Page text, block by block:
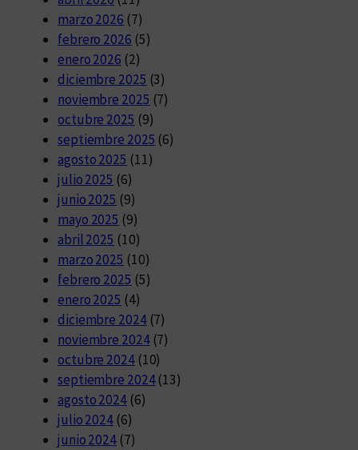
marzo 2026 (7)
febrero 2026 (5)
enero 2026 (2)
diciembre 2025 (3)
noviembre 2025 (7)
octubre 2025 (9)
septiembre 2025 (6)
agosto 2025 (11)
julio 2025 (6)
junio 2025 (9)
mayo 2025 (9)
abril 2025 (10)
marzo 2025 (10)
febrero 2025 (5)
enero 2025 (4)
diciembre 2024(7)
noviembre 2024(7)
octubre 2024(10)
septiembre 2024(13)
agosto 2024(6)
julio 2024 (6)
junio 2024 (7)